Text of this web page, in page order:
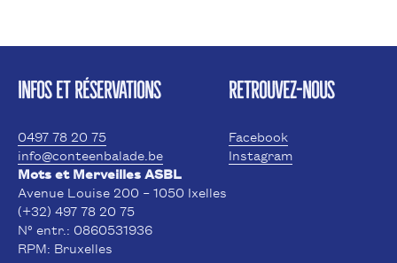
Mots et Merveilles ASBL
Avenue Louise 200 – 1050 Ixelles
(+32) 497 78 20 75
N° entr.: 0860531936
RPM: Bruxelles
INFOS ET RÉSERVATIONS
0497 78 20 75
info@conteenbalade.be
RETROUVEZ-NOUS
Facebook
Instagram